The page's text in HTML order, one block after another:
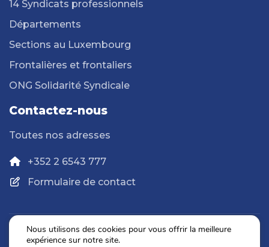
14 Syndicats professionnels
Départements
Sections au Luxembourg
Frontalières et frontaliers
ONG Solidarité Syndicale
Contactez-nous
Toutes nos adresses
+352 2 6543 777
Formulaire de contact
Politique de confidentialité
Nous utilisons des cookies pour vous offrir la meilleure
expérience sur notre site.